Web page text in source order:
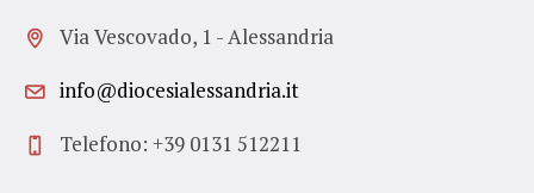
Via Vescovado, 1 - Alessandria
info@diocesialessandria.it
Telefono: +39 0131 512211